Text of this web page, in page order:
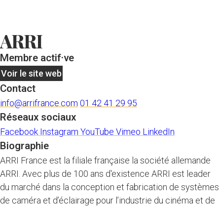
ARRI
Membre actif·ve
Voir le site web
Contact
info@arrifrance.com 01 42 41 29 95
Réseaux sociaux
Facebook Instagram YouTube Vimeo LinkedIn
Biographie
ARRI France est la filiale française la société allemande
ARRI. Avec plus de 100 ans d'existence ARRI est leader
du marché dans la conception et fabrication de systèmes
de caméra et d’éclairage pour l’industrie du cinéma et de